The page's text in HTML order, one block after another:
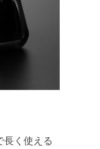
長く使える